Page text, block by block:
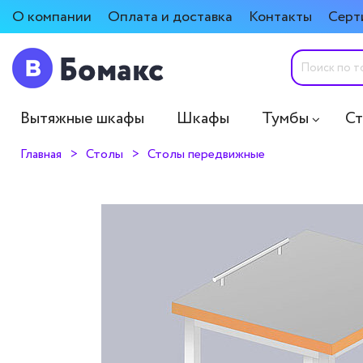
О компании Оплата и доставка Контакты
Вытяжные шкафы Шкафы Тумбы
Главная Столы Столы передвижные